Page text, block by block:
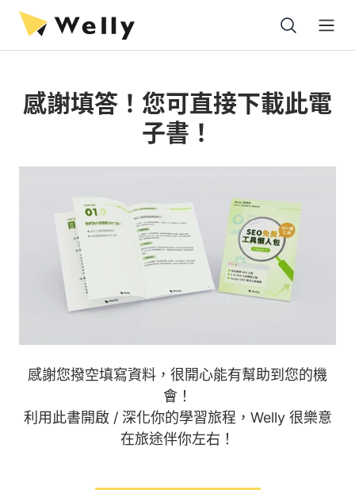
感謝填答！您可直接下載此電
子書！
感謝您撥空填寫資料，很開心能有幫助到您的機
會！
利用此書開啟 / 深化你的學習旅程，Welly 很樂意
在旅途伴你左右！